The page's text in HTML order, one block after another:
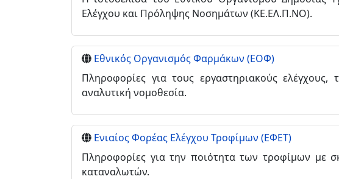
Ελέγχου και Πρόληψης Νοσημάτων (ΚΕ.ΕΛ.Π.ΝΟ).
Εθνικός Οργανισμός Φαρμάκων (ΕΟΦ)
Πληροφορίες για τους εργαστηριακούς
αναλυτική νομοθεσία.
Ενιαίος Φορέας Ελέγχου Τροφίμων (ΕΦΕΤ)
Πληροφορίες για την ποιότητα των τροφίμων με
καταναλωτών.